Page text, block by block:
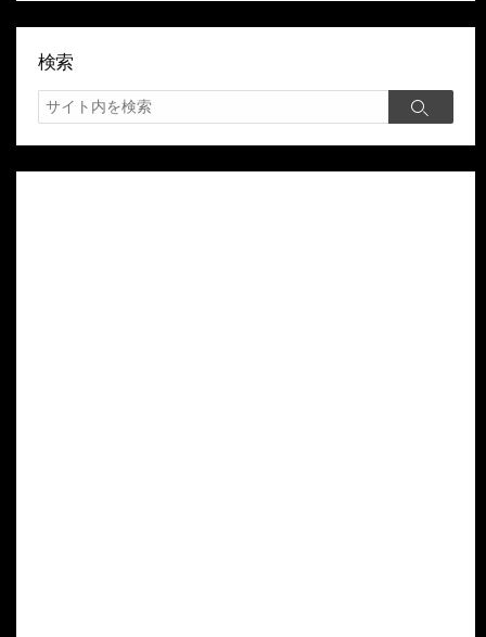
検索
検
索
検